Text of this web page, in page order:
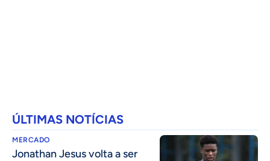
ÚLTIMAS NOTÍCIAS
MERCADO
Jonathan Jesus volta a ser